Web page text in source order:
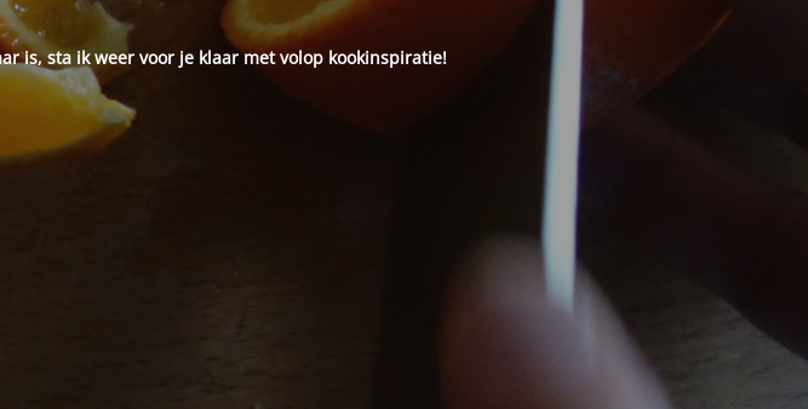
is, sta ik weer voor je klaar met volop kookinspiratie!